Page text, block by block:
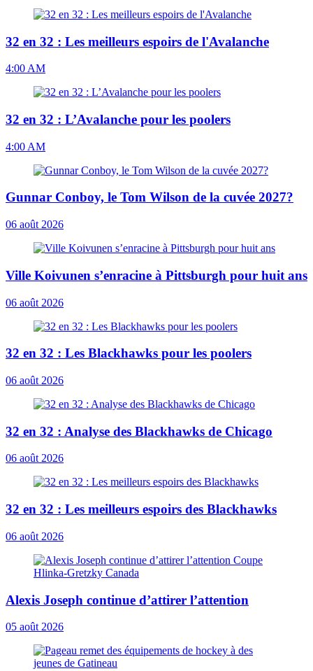
32 en 32 : Les meilleurs espoirs de l'Avalanche
4:00 AM
32 en 32 : L’Avalanche pour les poolers
4:00 AM
Gunnar Conboy, le Tom Wilson de la cuvée 2027?
06 août 2026
Ville Koivunen s’enracine à Pittsburgh pour huit ans
06 août 2026
32 en 32 : Les Blackhawks pour les poolers
06 août 2026
32 en 32 : Analyse des Blackhawks de Chicago
06 août 2026
32 en 32 : Les meilleurs espoirs des Blackhawks
06 août 2026
Alexis Joseph continue d’attirer l’attention
05 août 2026